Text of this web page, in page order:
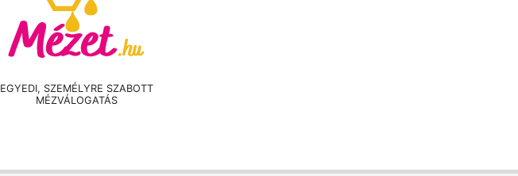
EGYEDI, SZEMÉLYRE SZABOTT
MÉZVÁLOGATÁS